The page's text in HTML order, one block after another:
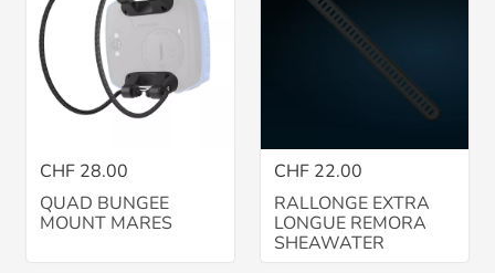
CHF 28.00
QUAD BUNGEE
MOUNT MARES
CHF 22.00
RALLONGE EXTRA
LONGUE REMORA
SHEAWATER